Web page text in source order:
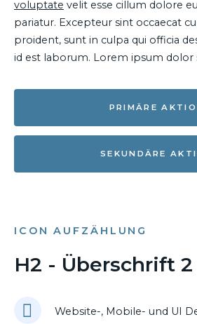
voluptate velit esse cillum dolore
pariatur. Excepteur sint occaecat
proident, sunt in culpa qui officia
id est laborum. Lorem ipsum dolor
PRIMÄRE
SEKUNDÄRE
ICON AUFZÄHLUNG
H2 - Überschrift 2
Website-, Mobile- und UI